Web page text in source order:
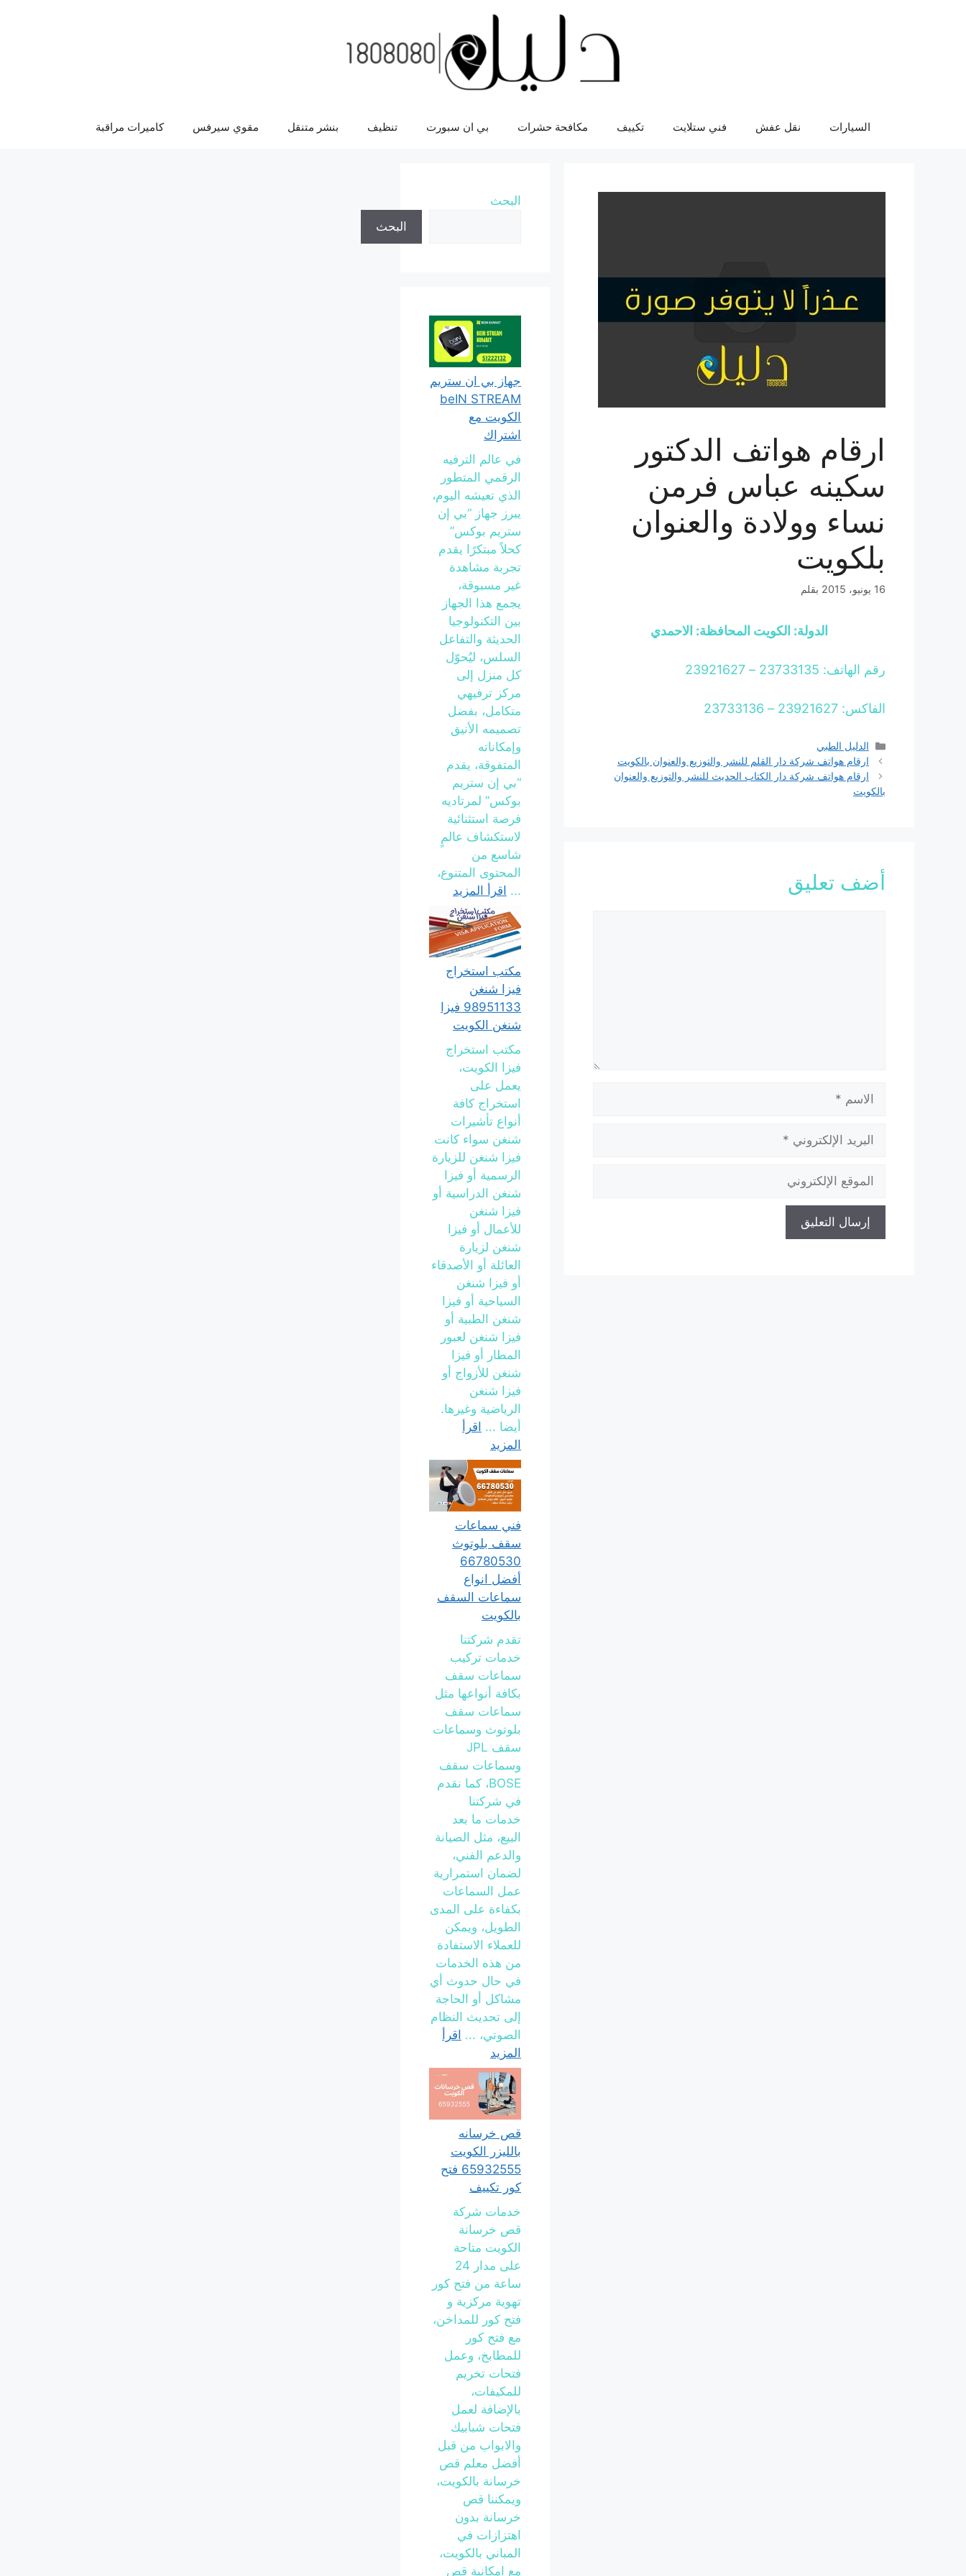
السيارات نقل عفش فني ستلايت تكييف مكافحة حشرات بي ان سبورت تنظيف بنشر متنقل مقوي سيرفس كاميرات مراقبة
ارقام هواتف الدكتور
سكينه عباس فرمن
نساء وولادة والعنوان
بلكويت
16 يونيو، 2015 بقلم
الدولة: الكويت المحافظة: الاحمدي
رقم الهاتف: 23733135 – 23921627
الفاكس: 23921627 – 23733136
التصنيفات
الدليل الطبي
ارقام هواتف شركة دار القلم للنشر والتوزيع والعنوان بالكويت
ارقام هواتف شركة دار الكتاب الحديث للنشر والتوزيع والعنوان
بالكويت
أضف تعليق
الاسم
البريد
الإلكتروني
الموقع
الإلكتروني
البحث
البحث
جهاز بي ان ستريم
beIN STREAM
الكويت مع
اشتراك
في عالم الترفيه
الرقمي المتطور
الذي تعيشه اليوم،
يبرز جهاز “بي إن
ستريم بوكس”
كحلاً مبتكرًا يقدم
تجربة مشاهدة
غير مسبوقة،
يجمع هذا الجهاز
بين التكنولوجيا
الحديثة والتفاعل
السلس، ليُحوّل
كل منزل إلى
مركز ترفيهي
متكامل، بفضل
تصميمه الأنيق
وإمكاناته
المتفوقة، يقدم
“بي إن ستريم
بوكس” لمرتاديه
فرصة استثنائية
لاستكشاف عالمٍ
شاسع من
المحتوى المتنوع،
... اقرأ المزيد
مكتب استخراج
فيزا شنغن
98951133 فيزا
شنغن الكويت
مكتب استخراج
فيزا الكويت،
يعمل على
استخراج كافة
أنواع تأشيرات
شنغن سواء كانت
فيزا شنغن للزيارة
الرسمية أو فيزا
شنغن الدراسية أو
فيزا شنغن
للأعمال أو فيزا
شنغن لزيارة
العائلة أو الأصدقاء
أو فيزا شنغن
السياحية أو فيزا
شنغن الطبية أو
فيزا شنغن لعبور
المطار أو فيزا
شنغن للأزواج أو
فيزا شنغن
الرياضية وغيرها.
أيضا ... اقرأ
المزيد
فني سماعات
سقف بلوتوث
66780530
أفضل انواع
سماعات السقف
بالكويت
تقدم شركتنا
خدمات تركيب
سماعات سقف
بكافة أنواعها مثل
سماعات سقف
بلوتوث وسماعات
سقف JPL
وسماعات سقف
BOSE، كما نقدم
في شركتنا
خدمات ما بعد
البيع، مثل الصيانة
والدعم الفني،
لضمان استمرارية
عمل السماعات
بكفاءة على المدى
الطويل، ويمكن
للعملاء الاستفادة
من هذه الخدمات
في حال حدوث أي
مشاكل أو الحاجة
إلى تحديث النظام
الصوتي، ... اقرأ
المزيد
قص خرسانه
بالليزر الكويت
65932555 فتح
كور تكييف
خدمات شركة
قص خرسانة
الكويت متاحة
على مدار 24
ساعة من فتح كور
تهوية مركزية و
فتح كور للمداخن،
مع فتح كور
للمطابخ، وعمل
فتحات تخريم
للمكيفات،
بالإضافة لعمل
فتحات شبابيك
والابواب من قبل
أفضل معلم قص
خرسانة بالكويت،
ويمكننا قص
خرسانة بدون
اهتزازات في
المباني بالكويت،
مع امكانية قص